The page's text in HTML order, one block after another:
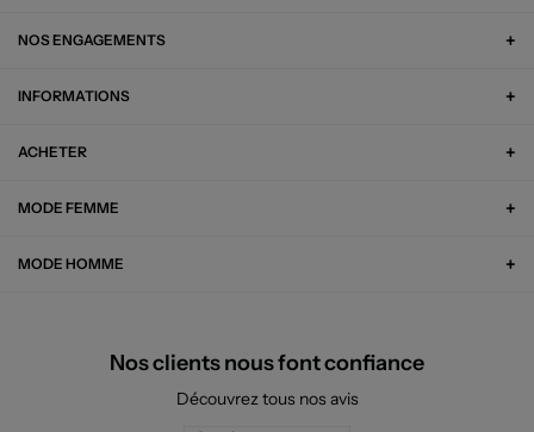
NOS ENGAGEMENTS
INFORMATIONS
ACHETER
MODE FEMME
MODE HOMME
Nos clients nous font confiance
Découvrez tous nos avis